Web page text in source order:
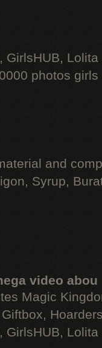
GirlsHUB, Lolita
photos
and
Syrup,
video abou
Magic
GirlsHUB, Lolita